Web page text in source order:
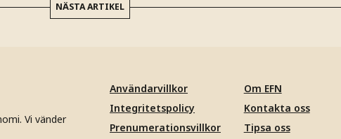
NÄSTA ARTIKEL
Vi vänder
Användarvillkor
Integritetspolicy
Prenumerationsvillkor
Om EFN
Kontakta oss
Tipsa oss